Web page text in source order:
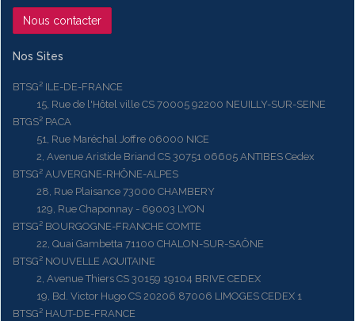
Nous contacter
Nos Sites
BTSG² ILE-DE-FRANCE
15, Rue de l'Hôtel ville CS 70005 92200 NEUILLY-SUR-SEINE
BTGS² PACA
51, Rue Maréchal Joffre 06000 NICE
2, Avenue Aristide Briand CS 30751 06605 ANTIBES Cedex
BTSG² AUVERGNE-RHÔNE-ALPES
28, Rue Plaisance 73000 CHAMBERY
129, Rue Chaponnay - 69003 LYON
BTSG² BOURGOGNE-FRANCHE COMTE
22, Quai Gambetta 71100 CHALON-SUR-SAÔNE
BTSG² NOUVELLE AQUITAINE
2, Avenue Thiers CS 30159 19104 BRIVE CEDEX
19, Bd. Victor Hugo CS 20206 87006 LIMOGES CEDEX 1
BTSG² HAUT-DE-FRANCE